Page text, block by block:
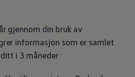
gjennom din bruk av
informasjon som er samlet
i 3 måneder